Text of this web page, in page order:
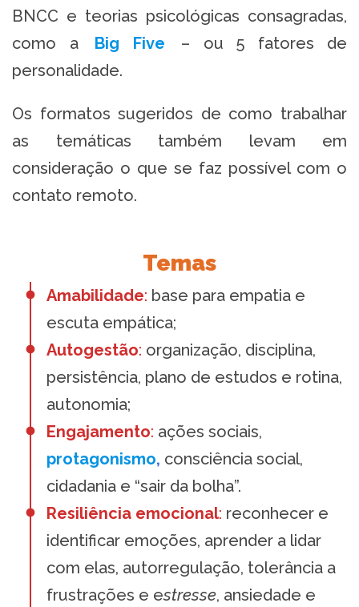
BNCC e teorias psicológicas consagradas,
como a
Big Five
– ou 5 fatores de
personalidade.
Os formatos sugeridos de como trabalhar
as temáticas também levam em
consideração o que se faz possível com o
contato remoto.
Temas
Amabilidade: base para empatia e
escuta empática;
Autogestão: organização, disciplina,
persistência, plano de estudos e rotina,
autonomia;
Engajamento: ações sociais,
protagonismo, consciência social,
cidadania e “sair da bolha”.
Resiliência emocional: reconhecer e
identificar emoções, aprender a lidar
com elas, autorregulação, tolerância a
frustrações e estresse, ansiedade e